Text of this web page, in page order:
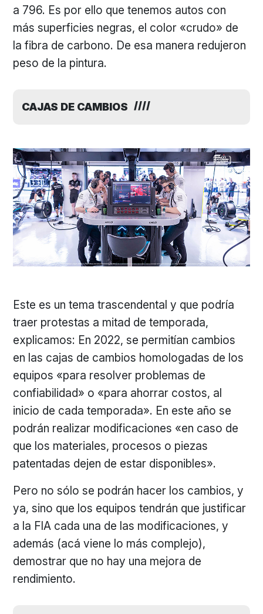
a 796. Es por ello que tenemos autos con
más superficies negras, el color «crudo» de
la fibra de carbono. De esa manera redujeron
peso de la pintura.
CAJAS DE CAMBIOS
Este es un tema trascendental y que podría
traer protestas a mitad de temporada,
explicamos: En 2022, se permitían cambios
en las cajas de cambios homologadas de los
equipos «para resolver problemas de
confiabilidad» o «para ahorrar costos, al
inicio de cada temporada». En este año se
podrán realizar modificaciones «en caso de
que los materiales, procesos o piezas
patentadas dejen de estar disponibles».
Pero no sólo se podrán hacer los cambios, y
ya, sino que los equipos tendrán que justificar
a la FIA cada una de las modificaciones, y
además (acá viene lo más complejo),
demostrar que no hay una mejora de
rendimiento.